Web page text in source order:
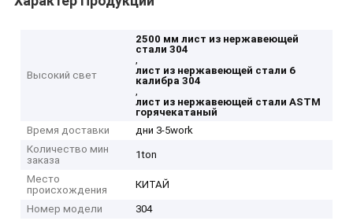
Высокий свет
2500 мм лист из нержавеющей
стали 304
,
лист из нержавеющей стали 6
калибра 304
,
лист из нержавеющей стали ASTM
горячекатаный
Время доставки
дни 3-5work
Количество мин
заказа
1ton
Место
происхождения
КИТАЙ
Номер модели
304